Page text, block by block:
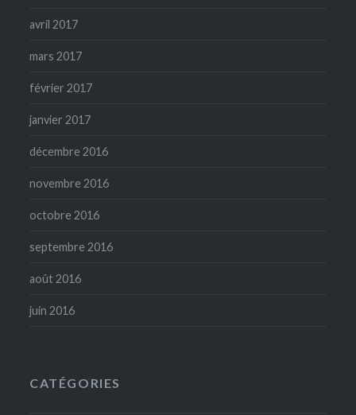
avril 2017
mars 2017
février 2017
janvier 2017
décembre 2016
novembre 2016
octobre 2016
septembre 2016
août 2016
juin 2016
CATÉGORIES